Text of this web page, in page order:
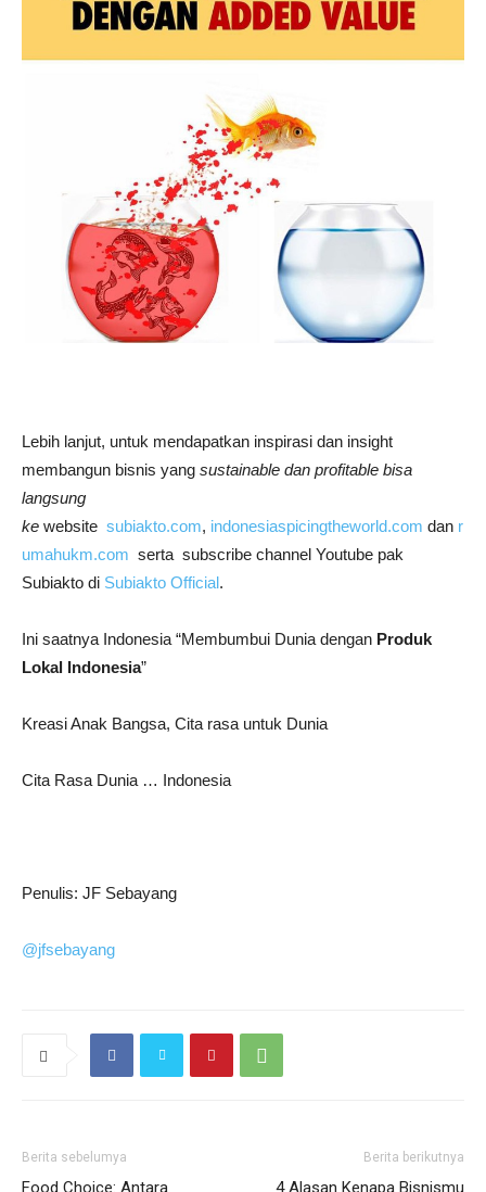
Lebih lanjut, untuk mendapatkan inspirasi dan insight
membangun bisnis yang sustainable dan profitable bisa
langsung
ke website subiakto.com, indonesiaspicingtheworld.com dan r
umahukm.com serta subscribe channel Youtube pak
Subiakto di Subiakto Official.
Ini saatnya Indonesia “Membumbui Dunia dengan Produk
Lokal Indonesia”
Kreasi Anak Bangsa, Cita rasa untuk Dunia
Cita Rasa Dunia … Indonesia
Penulis: JF Sebayang
@jfsebayang
Berita sebelumya
Food Choice: Antara
Berita berikutnya
4 Alasan Kenapa Bisnismu